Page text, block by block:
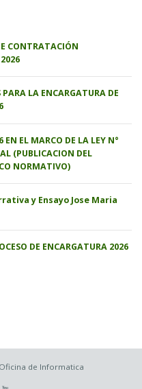
CONTRATACIÓN
LA ENCARGATURA DE
EL MARCO DE LA LEY N°
(PUBLICACION DEL
NORMATIVO)
y Ensayo Jose Maria
DE ENCARGATURA 2026
de Informatica